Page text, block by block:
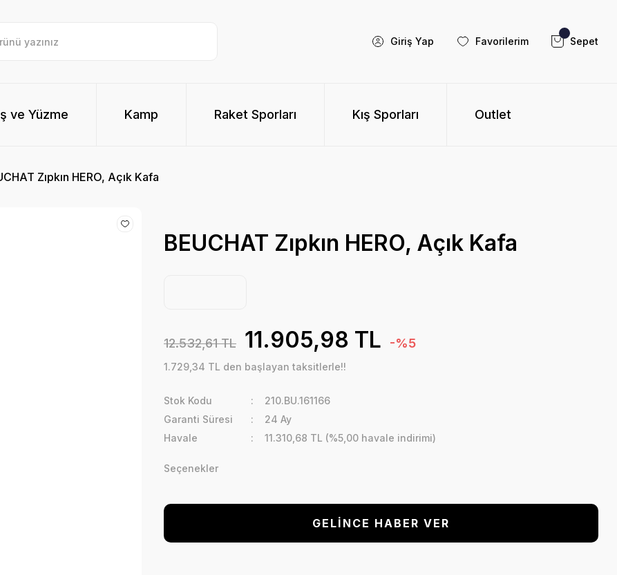
Giriş Yap Favorilerim Sepet
ve Yüzme Kamp Raket Sporları Kış Sporları Outlet
Zıpkın HERO, Açık Kafa
BEUCHAT Zıpkın HERO, Açık Kafa
12.532,61 TL 11.905,98 TL -%5
1.729,34 TL den başlayan taksitlerle!!
Stok Kodu
210.BU.161166
Garanti Süresi
24 Ay
Havale
11.310,68 TL (%5,00 havale indirimi)
Seçenekler
GELİNCE HABER VER